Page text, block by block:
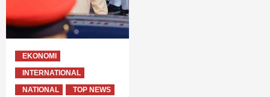
EKONOMI
INTERNATIONAL
NATIONAL
TOP NEWS